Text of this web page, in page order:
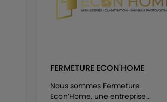
FERMETURE ECON'HOME
Nous sommes Fermeture
Econ’Home, une entreprise...